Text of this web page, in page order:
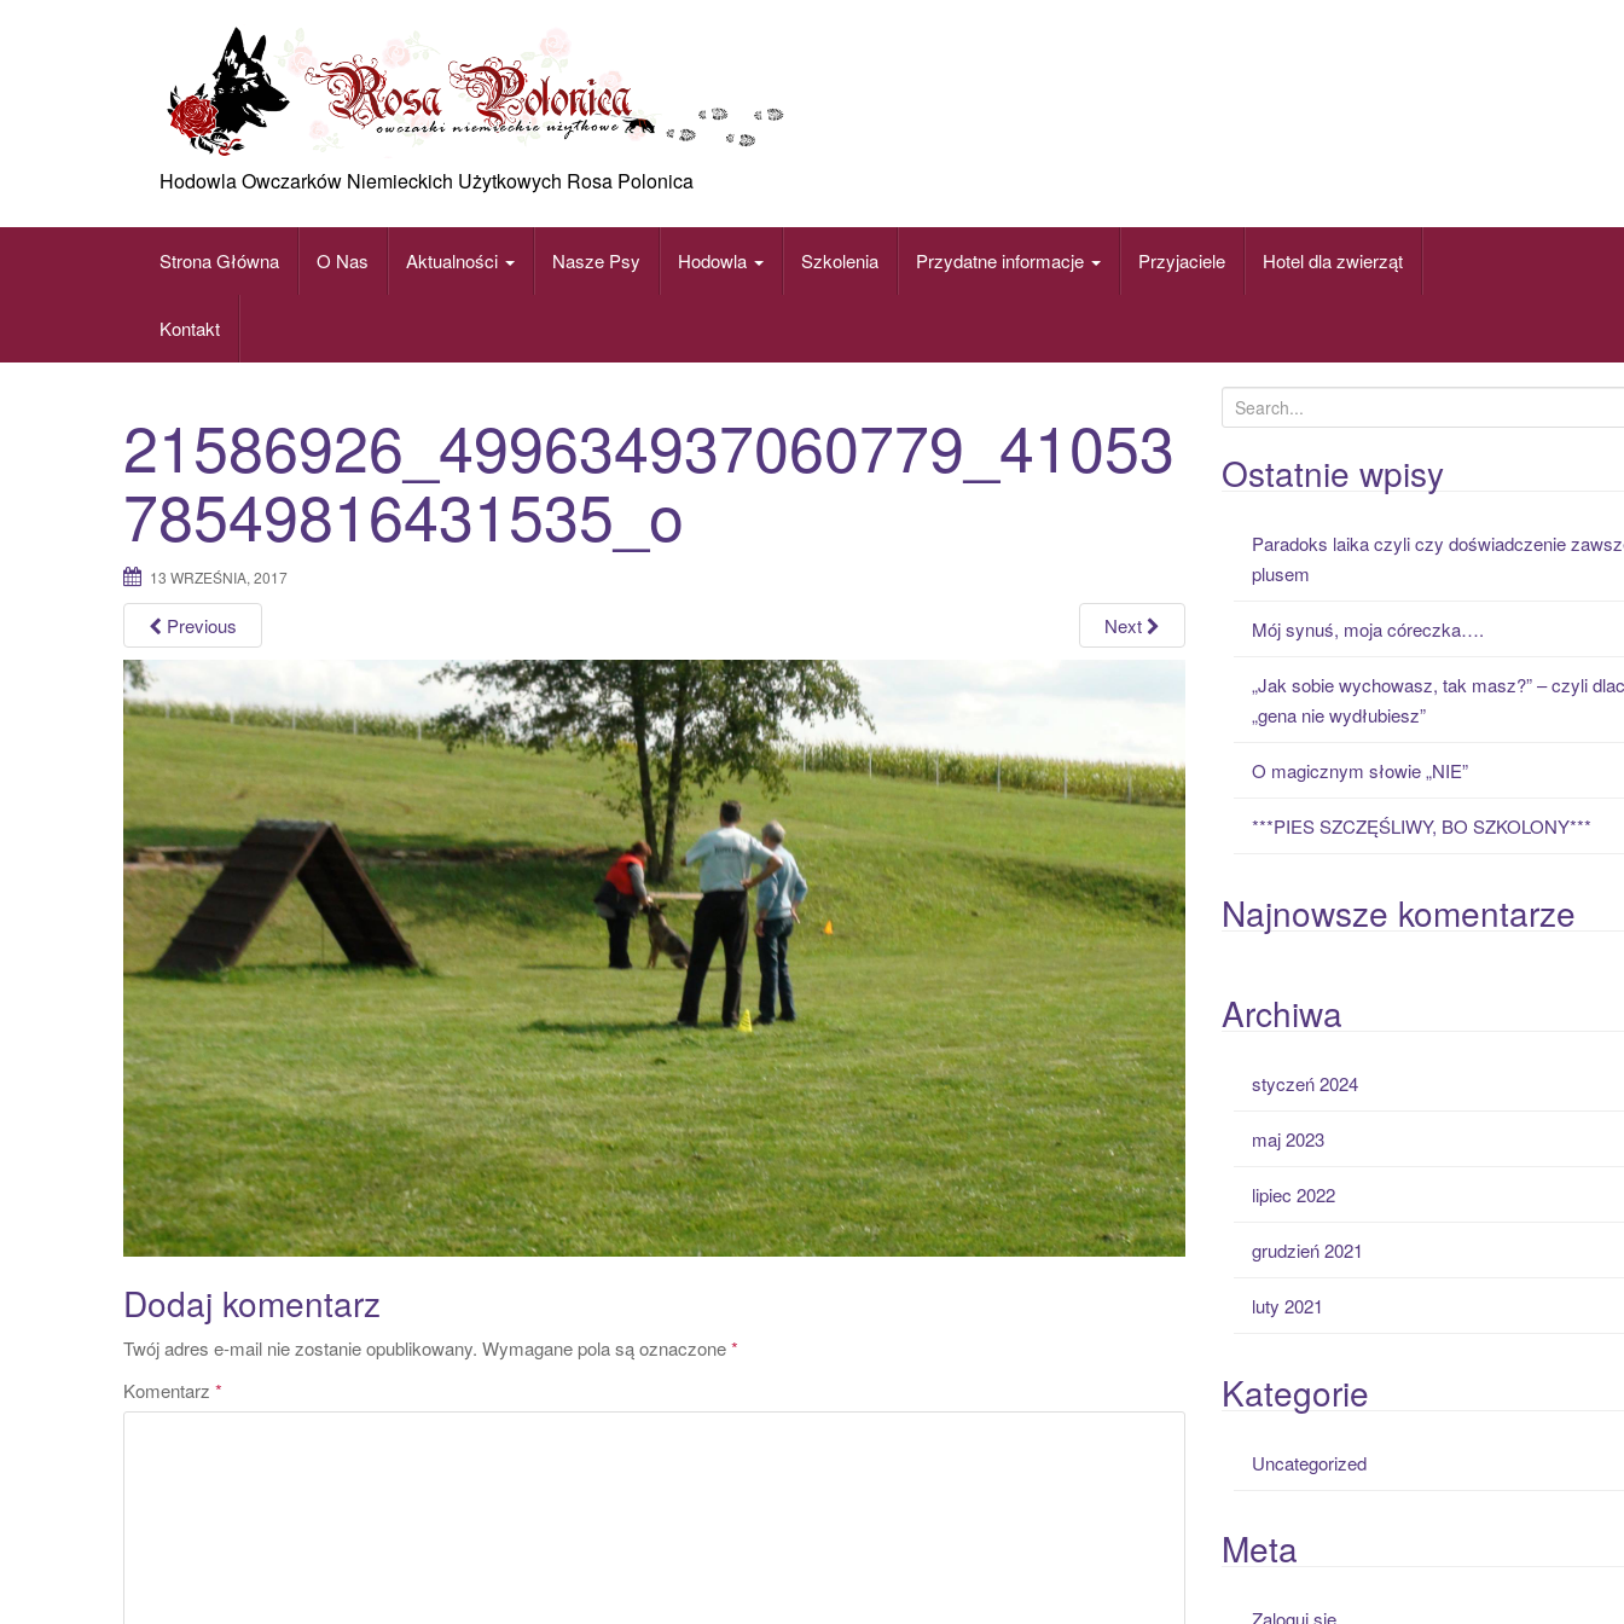
Hodowla Owczarków Niemieckich Użytkowych Rosa Polonica
Strona Główna O Nas Aktualności Nasze Psy Hodowla Szkolenia Przydatne informacje Przyjaciele Hotel dla zwierząt
Kontakt
21586926_499634937060779_41053
78549816431535_o
13 WRZEŚNIA, 2017
Previous Next
Dodaj komentarz
Twój adres e-mail nie zostanie opublikowany. Wymagane pola są oznaczone*
Komentarz *
e
a
r
Ostatnie wpisy
Paradoks laika czyli czy doświadczenie
plusem
Mój synuś, moja córeczka….
„Jak sobie wychowasz, tak masz?” – czyli
„gena nie wydłubiesz”
O magicznym słowie „NIE”
***PIES SZCZĘŚLIWY, BO SZKOLONY***
Najnowsze komentarze
Archiwa
styczeń 2024
maj 2023
lipiec 2022
grudzień 2021
luty 2021
Kategorie
Uncategorized
Meta
Zaloguj się